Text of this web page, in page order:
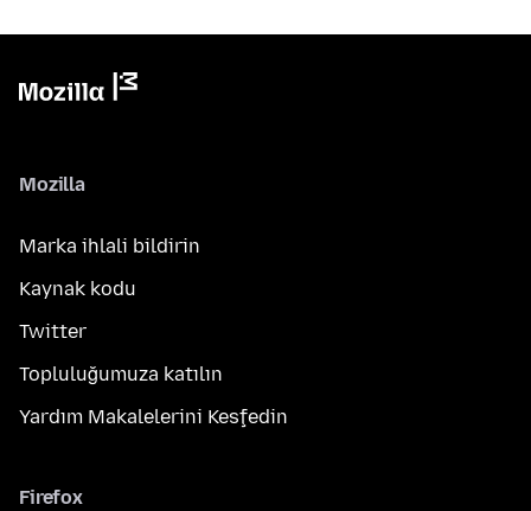
Mozilla
Marka ihlali bildirin
Kaynak kodu
Twitter
Topluluğumuza katılın
Yardım Makalelerini Keşfedin
Firefox